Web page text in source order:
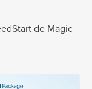
de Magic